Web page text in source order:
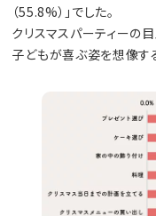
（55.8%）」でした。
クリスマスパーティーの
子どもが喜ぶ姿を想像す